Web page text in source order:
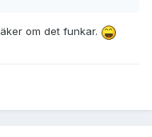
om det funkar.